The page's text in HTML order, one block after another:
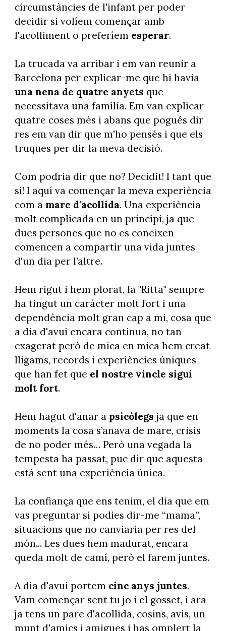
circumstàncies de l'infant per poder
decidir si volíem començar amb
l'acolliment o preferíem esperar.
La trucada va arribar i em van reunir a
Barcelona per explicar-me que hi havia
una nena de quatre anyets que
necessitava una família. Em van explicar
quatre coses més i abans que pogués dir
res em van dir que m'ho pensés i que els
truques per dir la meva decisió.
Com podria dir que no? Decidit! I tant que
sí! I aquí va començar la meva experiència
com a mare d'acollida. Una experiència
molt complicada en un principi, ja que
dues persones que no es coneixen
comencen a compartir una vida juntes
d'un dia per l’altre.
Hem rigut i hem plorat, la "Ritta" sempre
ha tingut un caràcter molt fort i una
dependència molt gran cap a mi, cosa que
a dia d'avui encara continua, no tan
exagerat però de mica en mica hem creat
lligams, records i experiències úniques
que han fet que el nostre vincle sigui
molt fort.
Hem hagut d'anar a psicòlegs ja que en
moments la cosa s’anava de mare, crisis
de no poder més… Però una vegada la
tempesta ha passat, puc dir que aquesta
està sent una experiència única.
La confiança que ens tenim, el dia que em
vas preguntar si podies dir-me “mama”,
situacions que no canviaria per res del
món... Les dues hem madurat, encara
queda molt de camí, però el farem juntes.
A dia d'avui portem cinc anys juntes.
Vam començar sent tu jo i el gosset, i ara
ja tens un pare d'acollida, cosins, avis, un
munt d'amics i amigues i has omplert la